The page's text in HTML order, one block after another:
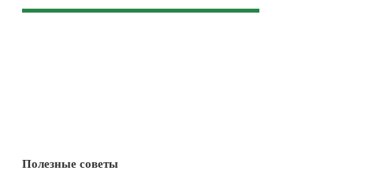
Полезные советы